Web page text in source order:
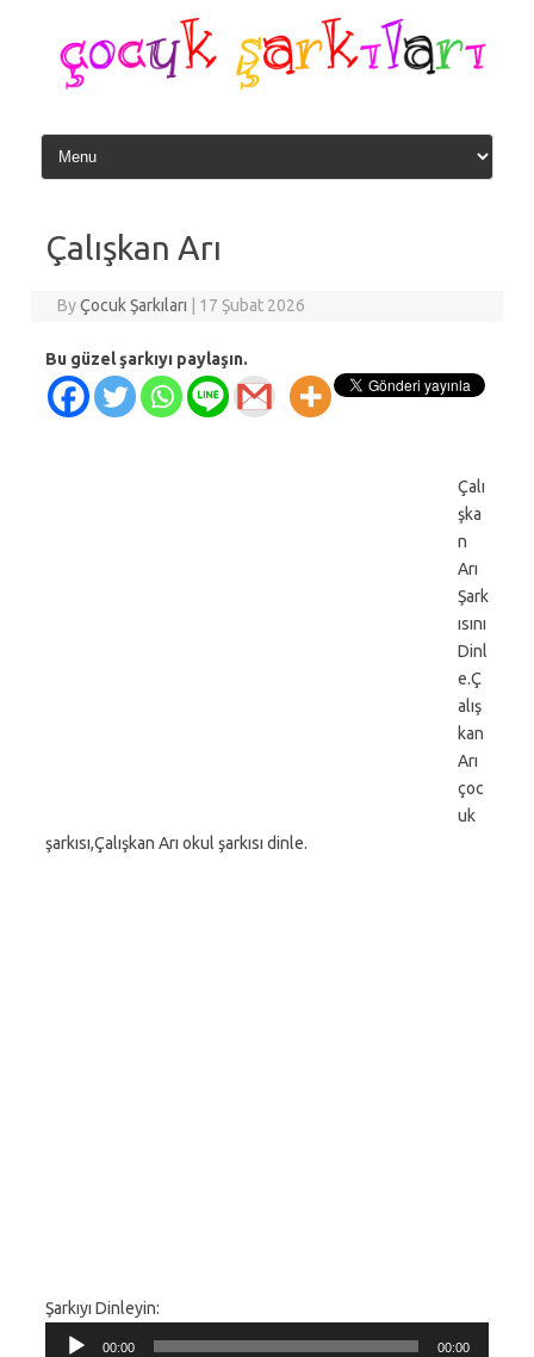
content
Çalışkan Arı
ByÇocuk Şarkıları | 17 Şubat 2026
Bu güzel şarkıyı paylaşın.
Çalı
şka
n
Arı
Şark
ısını
Dinl
e.Ç
alış
kan
Arı
çoc
uk
şarkısı,Çalışkan Arı okul şarkısı dinle.
Şarkıyı Dinleyin:
Ses
00:00 00:00